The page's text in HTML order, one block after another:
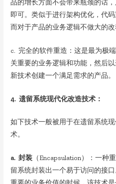
品的增长方面不会带来瓶颈的话
即可。类似于进行架构优化，代
而对于产品的业务逻辑不做大的改
c. 完全的软件重造：这是最为极
关重要的业务逻辑和功能，然后
新技术创建一个满足需求的产品。
4. 遗留系统现代化改造技术：
如下技术一般被用于在遗留系统
术。
a. 封装 （Encapsulation）：一种
留系统封装出一个易于访问的接